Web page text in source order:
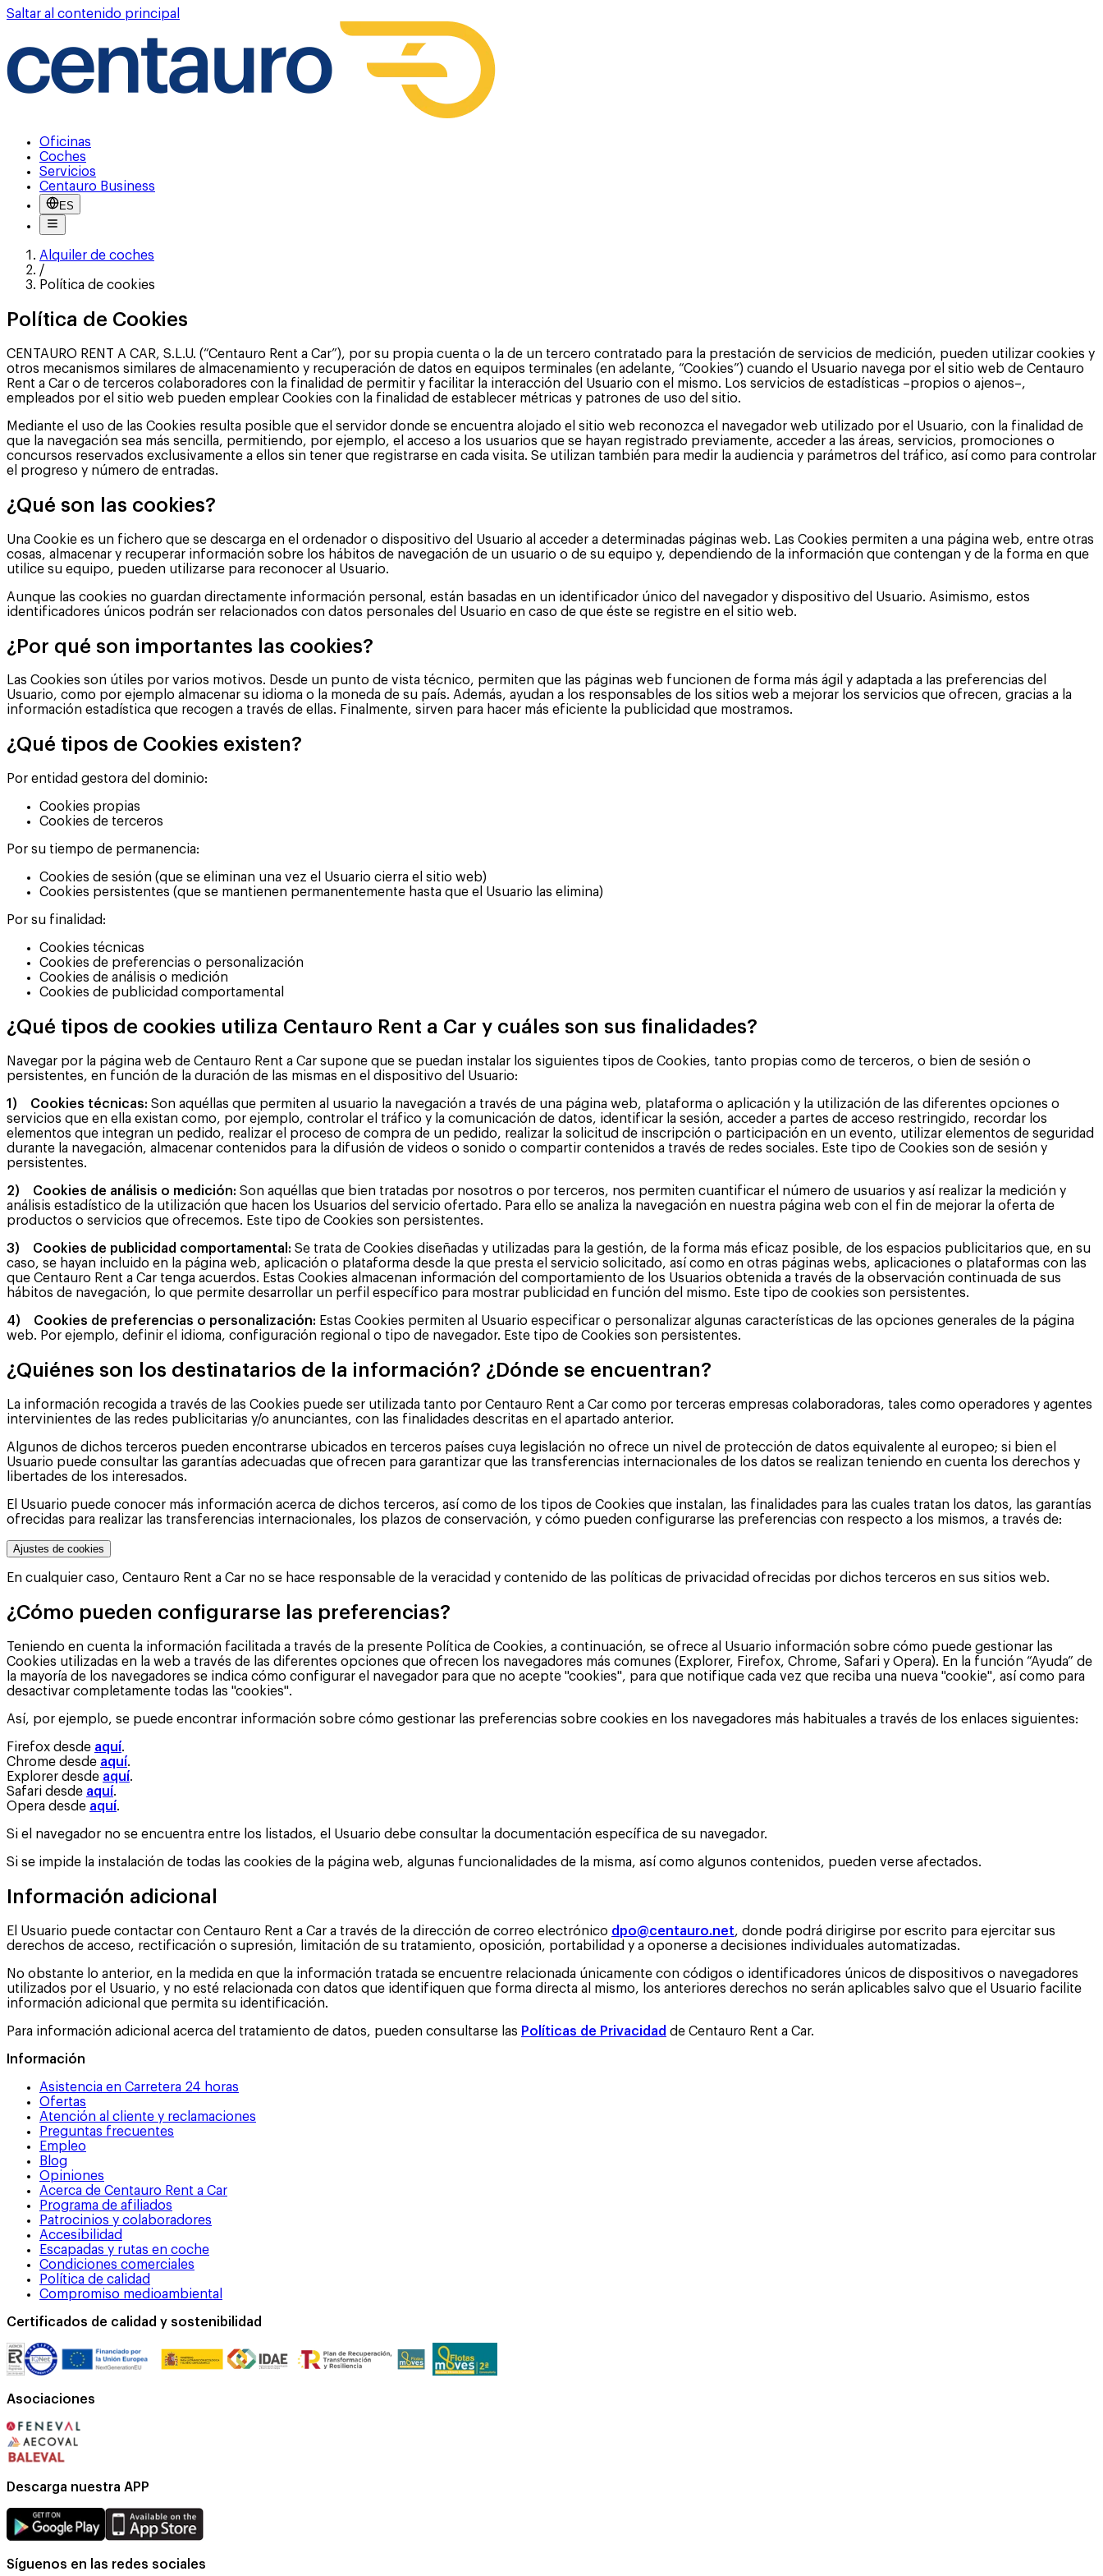
Saltar al contenido principal
Oficinas
Coches
Servicios
Centauro Business
ES
Alquiler de coches
/
Política de cookies
Política de Cookies
CENTAURO RENT A CAR, S.L.U. (“Centauro Rent a Car”), por su propia cuenta o la de un tercero contratado para la prestación de servicios de medición, pueden utilizar cookies y
otros mecanismos similares de almacenamiento y recuperación de datos en equipos terminales (en adelante, “Cookies”) cuando el Usuario navega por el sitio web de Centauro
Rent a Car o de terceros colaboradores con la finalidad de permitir y facilitar la interacción del Usuario con el mismo. Los servicios de estadísticas –propios o ajenos–,
empleados por el sitio web pueden emplear Cookies con la finalidad de establecer métricas y patrones de uso del sitio.
Mediante el uso de las Cookies resulta posible que el servidor donde se encuentra alojado el sitio web reconozca el navegador web utilizado por el Usuario, con la finalidad de
que la navegación sea más sencilla, permitiendo, por ejemplo, el acceso a los usuarios que se hayan registrado previamente, acceder a las áreas, servicios, promociones o
concursos reservados exclusivamente a ellos sin tener que registrarse en cada visita. Se utilizan también para medir la audiencia y parámetros del tráfico, así como para controlar
el progreso y número de entradas.
¿Qué son las cookies?
Una Cookie es un fichero que se descarga en el ordenador o dispositivo del Usuario al acceder a determinadas páginas web. Las Cookies permiten a una página web, entre otras
cosas, almacenar y recuperar información sobre los hábitos de navegación de un usuario o de su equipo y, dependiendo de la información que contengan y de la forma en que
utilice su equipo, pueden utilizarse para reconocer al Usuario.
Aunque las cookies no guardan directamente información personal, están basadas en un identificador único del navegador y dispositivo del Usuario. Asimismo, estos
identificadores únicos podrán ser relacionados con datos personales del Usuario en caso de que éste se registre en el sitio web.
¿Por qué son importantes las cookies?
Las Cookies son útiles por varios motivos. Desde un punto de vista técnico, permiten que las páginas web funcionen de forma más ágil y adaptada a las preferencias del
Usuario, como por ejemplo almacenar su idioma o la moneda de su país. Además, ayudan a los responsables de los sitios web a mejorar los servicios que ofrecen, gracias a la
información estadística que recogen a través de ellas. Finalmente, sirven para hacer más eficiente la publicidad que mostramos.
¿Qué tipos de Cookies existen?
Por entidad gestora del dominio:
Cookies propias
Cookies de terceros
Por su tiempo de permanencia:
Cookies de sesión (que se eliminan una vez el Usuario cierra el sitio web)
Cookies persistentes (que se mantienen permanentemente hasta que el Usuario las elimina)
Por su finalidad:
Cookies técnicas
Cookies de preferencias o personalización
Cookies de análisis o medición
Cookies de publicidad comportamental
¿Qué tipos de cookies utiliza Centauro Rent a Car y cuáles son sus finalidades?
Navegar por la página web de Centauro Rent a Car supone que se puedan instalar los siguientes tipos de Cookies, tanto propias como de terceros, o bien de sesión o
persistentes, en función de la duración de las mismas en el dispositivo del Usuario:
1) Cookies técnicas: Son aquéllas que permiten al usuario la navegación a través de una página web, plataforma o aplicación y la utilización de las diferentes opciones o
servicios que en ella existan como, por ejemplo, controlar el tráfico y la comunicación de datos, identificar la sesión, acceder a partes de acceso restringido, recordar los
elementos que integran un pedido, realizar el proceso de compra de un pedido, realizar la solicitud de inscripción o participación en un evento, utilizar elementos de seguridad
durante la navegación, almacenar contenidos para la difusión de videos o sonido o compartir contenidos a través de redes sociales. Este tipo de Cookies son de sesión y
persistentes.
2) Cookies de análisis o medición: Son aquéllas que bien tratadas por nosotros o por terceros, nos permiten cuantificar el número de usuarios y así realizar la medición y
análisis estadístico de la utilización que hacen los Usuarios del servicio ofertado. Para ello se analiza la navegación en nuestra página web con el fin de mejorar la oferta de
productos o servicios que ofrecemos. Este tipo de Cookies son persistentes.
3) Cookies de publicidad comportamental: Se trata de Cookies diseñadas y utilizadas para la gestión, de la forma más eficaz posible, de los espacios publicitarios que, en su
caso, se hayan incluido en la página web, aplicación o plataforma desde la que presta el servicio solicitado, así como en otras páginas webs, aplicaciones o plataformas con las
que Centauro Rent a Car tenga acuerdos. Estas Cookies almacenan información del comportamiento de los Usuarios obtenida a través de la observación continuada de sus
hábitos de navegación, lo que permite desarrollar un perfil específico para mostrar publicidad en función del mismo. Este tipo de cookies son persistentes.
4) Cookies de preferencias o personalización: Estas Cookies permiten al Usuario especificar o personalizar algunas características de las opciones generales de la página
web. Por ejemplo, definir el idioma, configuración regional o tipo de navegador. Este tipo de Cookies son persistentes.
¿Quiénes son los destinatarios de la información? ¿Dónde se encuentran?
La información recogida a través de las Cookies puede ser utilizada tanto por Centauro Rent a Car como por terceras empresas colaboradoras, tales como operadores y agentes
intervinientes de las redes publicitarias y/o anunciantes, con las finalidades descritas en el apartado anterior.
Algunos de dichos terceros pueden encontrarse ubicados en terceros países cuya legislación no ofrece un nivel de protección de datos equivalente al europeo; si bien el
Usuario puede consultar las garantías adecuadas que ofrecen para garantizar que las transferencias internacionales de los datos se realizan teniendo en cuenta los derechos y
libertades de los interesados.
El Usuario puede conocer más información acerca de dichos terceros, así como de los tipos de Cookies que instalan, las finalidades para las cuales tratan los datos, las garantías
ofrecidas para realizar las transferencias internacionales, los plazos de conservación, y cómo pueden configurarse las preferencias con respecto a los mismos, a través de:
Ajustes de cookies
En cualquier caso, Centauro Rent a Car no se hace responsable de la veracidad y contenido de las políticas de privacidad ofrecidas por dichos terceros en sus sitios web.
¿Cómo pueden configurarse las preferencias?
Teniendo en cuenta la información facilitada a través de la presente Política de Cookies, a continuación, se ofrece al Usuario información sobre cómo puede gestionar las
Cookies utilizadas en la web a través de las diferentes opciones que ofrecen los navegadores más comunes (Explorer, Firefox, Chrome, Safari y Opera). En la función “Ayuda” de
la mayoría de los navegadores se indica cómo configurar el navegador para que no acepte "cookies", para que notifique cada vez que reciba una nueva "cookie", así como para
desactivar completamente todas las "cookies".
Así, por ejemplo, se puede encontrar información sobre cómo gestionar las preferencias sobre cookies en los navegadores más habituales a través de los enlaces siguientes:
Firefox desde aquí.
Chrome desde aquí.
Explorer desde aquí.
Safari desde aquí.
Opera desde aquí.
Si el navegador no se encuentra entre los listados, el Usuario debe consultar la documentación específica de su navegador.
Si se impide la instalación de todas las cookies de la página web, algunas funcionalidades de la misma, así como algunos contenidos, pueden verse afectados.
Información adicional
El Usuario puede contactar con Centauro Rent a Car a través de la dirección de correo electrónico dpo@centauro.net, donde podrá dirigirse por escrito para ejercitar sus
derechos de acceso, rectificación o supresión, limitación de su tratamiento, oposición, portabilidad y a oponerse a decisiones individuales automatizadas.
No obstante lo anterior, en la medida en que la información tratada se encuentre relacionada únicamente con códigos o identificadores únicos de dispositivos o navegadores
utilizados por el Usuario, y no esté relacionada con datos que identifiquen que forma directa al mismo, los anteriores derechos no serán aplicables salvo que el Usuario facilite
información adicional que permita su identificación.
Para información adicional acerca del tratamiento de datos, pueden consultarse las Políticas de Privacidad de Centauro Rent a Car.
Información
Asistencia en Carretera 24 horas
Ofertas
Atención al cliente y reclamaciones
Preguntas frecuentes
Empleo
Blog
Opiniones
Acerca de Centauro Rent a Car
Programa de afiliados
Patrocinios y colaboradores
Accesibilidad
Escapadas y rutas en coche
Condiciones comerciales
Política de calidad
Compromiso medioambiental
Certificados de calidad y sostenibilidad
Asociaciones
Descarga nuestra APP
Síguenos en las redes sociales